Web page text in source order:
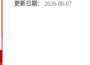
更新日期： 2026-08-07